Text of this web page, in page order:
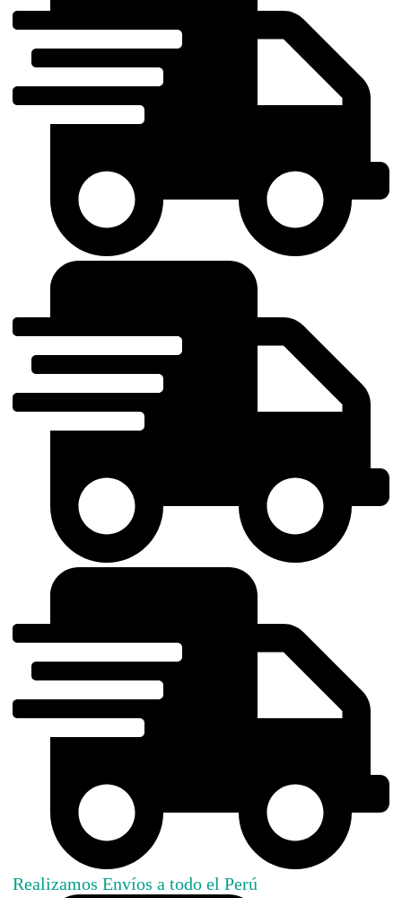
Realizamos Envíos a todo el Perú